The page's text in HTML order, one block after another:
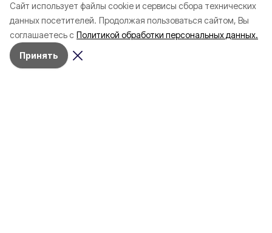
Cайт использует файлы cookie и сервисы сбора технических
данных посетителей. Продолжая пользоваться сайтом, Вы
соглашаетесь с Политикой обработки персональных данных.
Принять
Более 200 беспилотников ВСУ сбиты над
территорией Белгородской области за сутки
2 августа , 11:08
Белгород и Белгородский округ подверглись
ракетному обстрелу со стороны Украины